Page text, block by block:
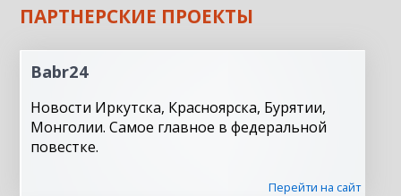
ПАРТНЕРСКИЕ ПРОЕКТЫ
Babr24
Новости Иркутска, Красноярска, Бурятии,
Монголии. Самое главное в федеральной
повестке.
Перейти на сайт